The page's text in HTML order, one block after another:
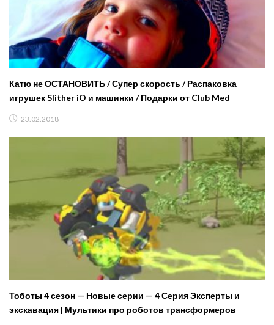
Катю не ОСТАНОВИТЬ / Супер скорость / Распаковка
игрушек Slither iO и машинки / Подарки от Club Med
23.02.2018
Тоботы 4 сезон — Новые серии — 4 Серия Эксперты и
экскавация | Мультики про роботов трансформеров